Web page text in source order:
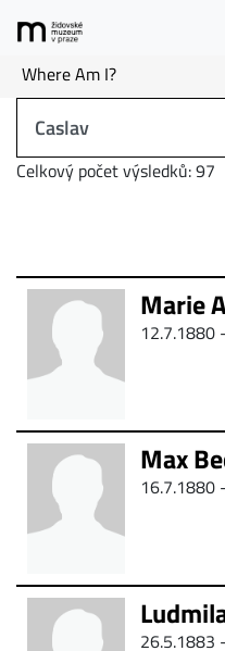
Where Am I?
Celkový počet výsledků: 97
Marie
12.7.1880
Max
16.7.1880
26.5.1883